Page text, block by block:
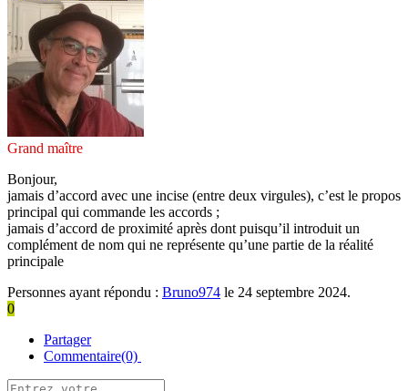
Grand maître
Bonjour,
jamais d’accord avec une incise (entre deux virgules), c’est le propos
principal qui commande les accords ;
jamais d’accord de proximité après dont puisqu’il introduit un
complément de nom qui ne représente qu’une partie de la réalité
principale
Personnes ayant répondu : Bruno974 le 24 septembre 2024.
0
Partager
Commentaire(0)